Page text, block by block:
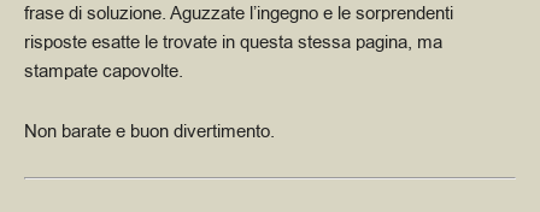
frase di soluzione. Aguzzate l’ingegno e le sorprendenti
risposte esatte le trovate in questa stessa pagina, ma
stampate capovolte.
Non barate e buon divertimento.